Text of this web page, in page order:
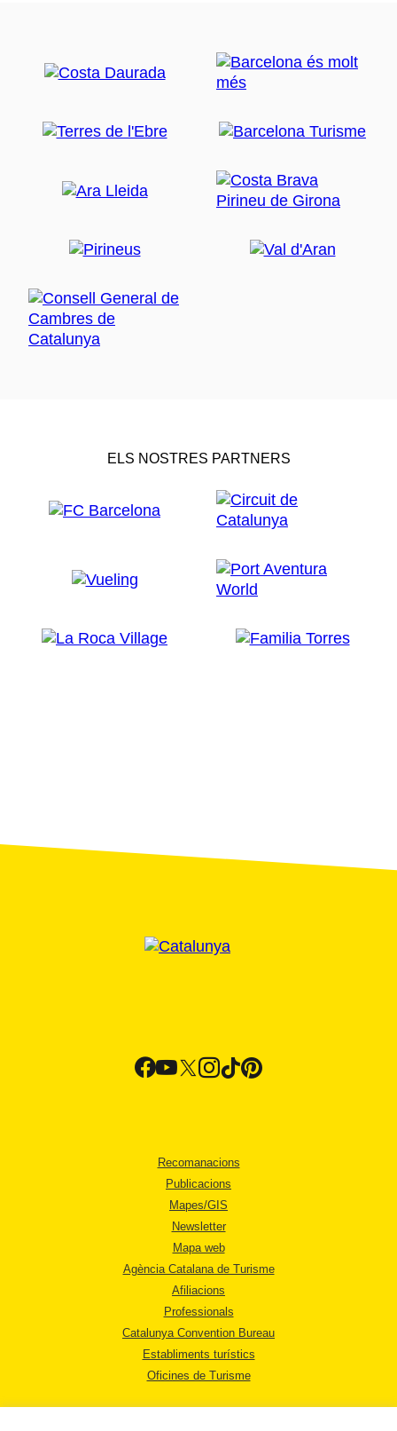
ELS NOSTRES PARTNERS
Recomanacions
Publicacions
Mapes/GIS
Newsletter
Mapa web
Agència Catalana de Turisme
Afiliacions
Professionals
Catalunya Convention Bureau
Establiments turístics
Oficines de Turisme